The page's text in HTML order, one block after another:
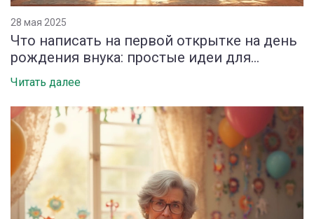
28 мая 2025
Что написать на первой открытке на день
рождения внука: простые идеи для
поздравления
Читать далее